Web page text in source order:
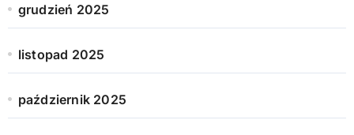
grudzień 2025
listopad 2025
październik 2025